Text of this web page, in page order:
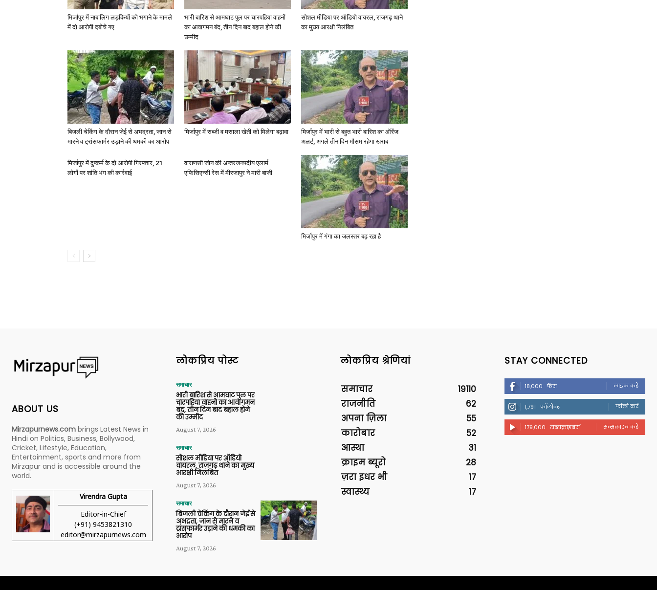
मिर्जापुर में नाबालिग लड़कियों को भगाने के मामले
में दो आरोपी दबोचे गए
भारी बारिश से आमघाट पुल पर चारपहिया वाहनों
का आवागमन बंद, तीन दिन बाद बहाल होने की
उम्मीद
सोशल मीडिया पर ऑडियो वायरल, राजगढ़ थाने
का मुख्य आरक्षी निलंबित
बिजली चेकिंग के दौरान जेई से अभद्रता, जान से
मारने व ट्रांसफार्मर उड़ाने की धमकी का आरोप
मिर्जापुर में सब्जी व मसाला खेती को मिलेगा बढ़ावा
मिर्जापुर में भारी से बहुत भारी बारिश का ऑरेंज
अलर्ट, अगले तीन दिन मौसम रहेगा खराब
मिर्जापुर में दुष्कर्म के दो आरोपी गिरफ्तार, 21
लोगों पर शांति भंग की कार्रवाई
वाराणसी जोन की अन्तरजनपदीय एलार्म
एफिसिएन्सी रेस में मीरजापुर ने मारी बाजी
मिर्जापुर में गंगा का जलस्तर बढ़ रहा है
ABOUT US
Mirzapurnews.com brings Latest News in
Hindi on Politics, Business, Bollywood,
Cricket, Lifestyle, Education,
Entertainment, sports and more from
Mirzapur and is accessible around the
world.
Virendra Gupta
Editor-in-Chief
(+91) 9453821310
editor@mirzapurnews.com
लोकप्रिय पोस्ट
समाचार
भारी बारिश से आमघाट पुल पर
चारपहिया वाहनों का आवागमन
बंद, तीन दिन बाद बहाल होने
की उम्मीद
August 7, 2026
समाचार
सोशल मीडिया पर ऑडियो
वायरल, राजगढ़ थाने का मुख्य
आरक्षी निलंबित
August 7, 2026
समाचार
बिजली चेकिंग के दौरान जेई से
अभद्रता, जान से मारने व
ट्रांसफार्मर उड़ाने की धमकी का
आरोप
August 7, 2026
लोकप्रिय श्रेणियां
समाचार
19110
राजनीति
62
अपना ज़िला
55
कारोबार
52
आस्था
31
क्राइम ब्यूरो
28
ज़रा इधर भी
17
स्वास्थ्य
17
STAY CONNECTED
18,000 फैंस लाइक करें
1,791 फॉलोवर फॉलो करें
179,000 सब्सक्राइबर्स सब्सक्राइब करें